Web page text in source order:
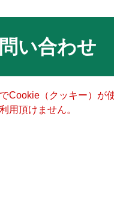
い合わせ
Cookie（クッキー）が
用頂けません。